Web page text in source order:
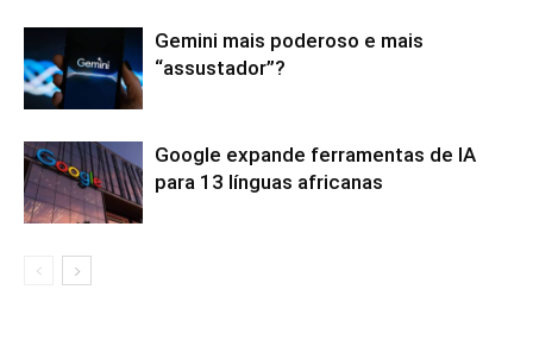
Gemini mais poderoso e mais
“assustador”?
Google expande ferramentas de IA
para 13 línguas africanas